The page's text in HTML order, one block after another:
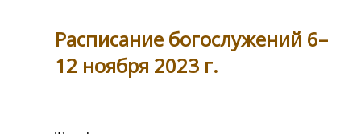
Расписание богослужений 6–
12 ноября 2023 г.